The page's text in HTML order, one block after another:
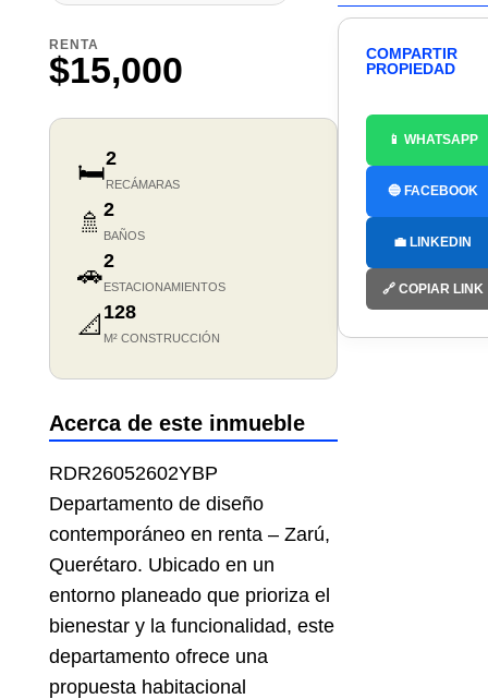
RENTA
$15,000
🛏️2
RECÁMARAS
🚿 2
BAÑOS
🚗2
ESTACIONAMIENTOS
📐 128
M² CONSTRUCCIÓN
Acerca de este inmueble
RDR26052602YBP
Departamento de diseño
contemporáneo en renta – Zarú,
Querétaro. Ubicado en un
entorno planeado que prioriza el
bienestar y la funcionalidad, este
departamento ofrece una
propuesta habitacional
COMPARTIR
PROPIEDAD
📱 WHATSAPP
🔵 FACEBOOK
💼 LINKEDIN
🔗 COPIAR LINK